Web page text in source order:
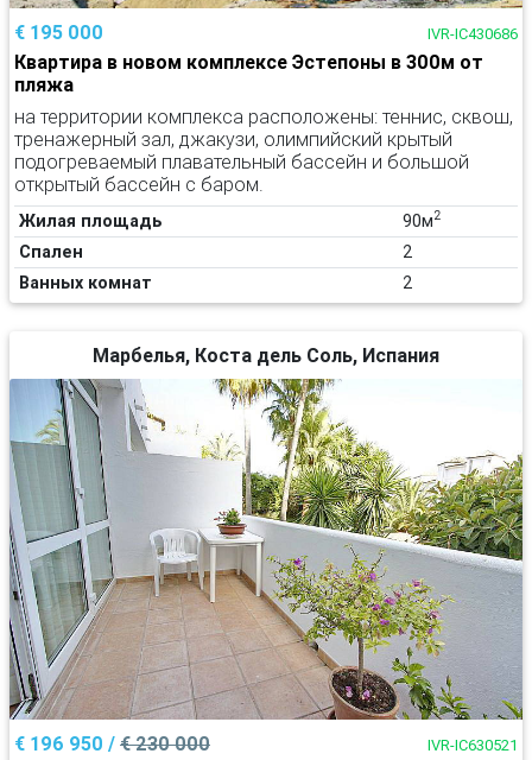
€ 195 000 IVR-IC430686
Квартира в новом комплексе Эстепоны в 300м от
пляжа
на территории комплекса расположены: теннис, сквош,
тренажерный зал, джакузи, олимпийский крытый
подогреваемый плавательный бассейн и большой
открытый бассейн с баром.
Жилая площадь 90м2
Спален
2
Ванных комнат
2
Марбелья, Коста дель Соль, Испания
€ 196 950 / € 230 000 IVR-IC630521